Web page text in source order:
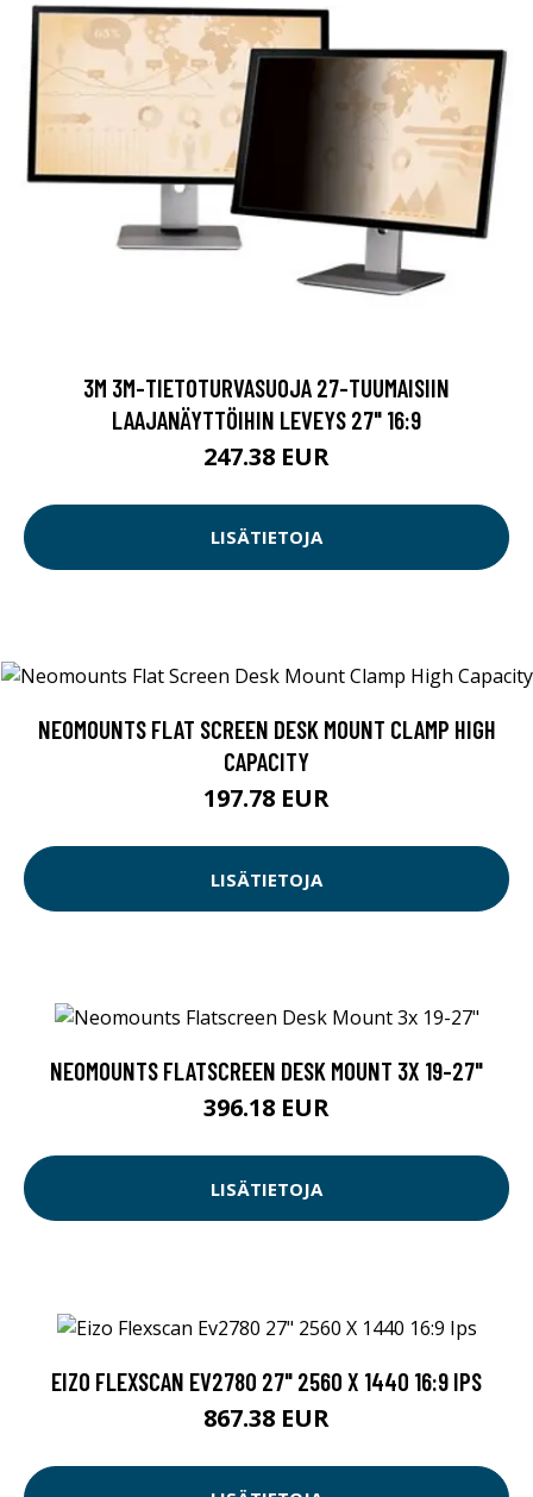
3M 3M-TIETOTURVASUOJA 27-TUUMAISIIN
LAAJANÄYTTÖIHIN LEVEYS 27" 16:9
247.38 EUR
LISÄTIETOJA
NEOMOUNTS FLAT SCREEN DESK MOUNT CLAMP HIGH
CAPACITY
197.78 EUR
LISÄTIETOJA
NEOMOUNTS FLATSCREEN DESK MOUNT 3X 19-27"
396.18 EUR
LISÄTIETOJA
EIZO FLEXSCAN EV2780 27" 2560 X 1440 16:9 IPS
867.38 EUR